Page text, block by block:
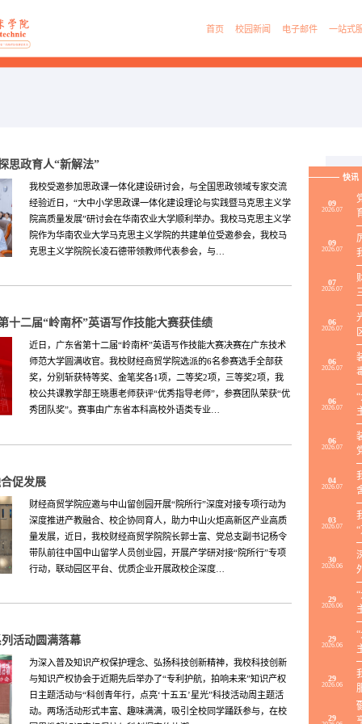
首页 校园新闻 电子邮件 一站式
快讯
09
2026.07
09
2026.07
07
2026.07
06
2026.07
06
2026.07
06
2026.07
06
2026.07
04
2026.07
03
2026.07
30
2026.06
29
2026.06
29
2026.06
29
2026.06
29
思政育人“新解法”
我校受邀参加思政课一体化建设研讨会，与全国思政领域专家交流
经验近日，“大中小学思政课一体化建设理论与实践暨马克思主义学
院高质量发展”研讨会在华南农业大学顺利举办。我校马克思主义学
院作为华南农业大学马克思主义学院的共建单位受邀参会，我校马
克思主义学院院长凌石德带领教师代表参会，与…
十二届“岭南杯”英语写作技能大赛获佳绩
近日，广东省第十二届“岭南杯”英语写作技能大赛决赛在广东技术
师范大学圆满收官。我校财经商贸学院选派的6名参赛选手全部获
奖，分别斩获特等奖、金笔奖各1项，二等奖2项，三等奖2项，我
校公共课教学部王晓惠老师获评“优秀指导老师”，参赛团队荣获“优
秀团队奖”。赛事由广东省本科高校外语类专业…
促发展
财经商贸学院应邀与中山留创园开展“院所行”深度对接专项行动为
深度推进产教融合、校企协同育人，助力中山火炬高新区产业高质
量发展，近日，我校财经商贸学院院长郭士富、党总支副书记杨令
带队前往中国中山留学人员创业园，开展产学研对接“院所行”专项
行动，联动园区平台、优质企业开展政校企深度…
活动圆满落幕
为深入普及知识产权保护理念、弘扬科技创新精神，我校科技创新
与知识产权协会于近期先后举办了“专利护航，拍响未来”知识产权
日主题活动与“科创青年行，点亮‘十五五’星光”科技活动周主题活
动。两场活动形式丰富、趣味满满，吸引全校同学踊跃参与，在校